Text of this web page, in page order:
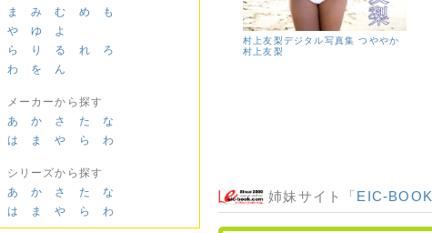
ま
み む め
も
や
ゆ
よ
ら
り る れ
ろ
わ
を ん
メーカーから探す
あ
か さ た
な
は
ま や ら わ
シリーズから探す
あ
か さ た
な
は
ま や ら わ
桐嶋りの
村上友梨デジタル写真集 つややか
村上友梨
姉妹サイト「EIC-BOOK